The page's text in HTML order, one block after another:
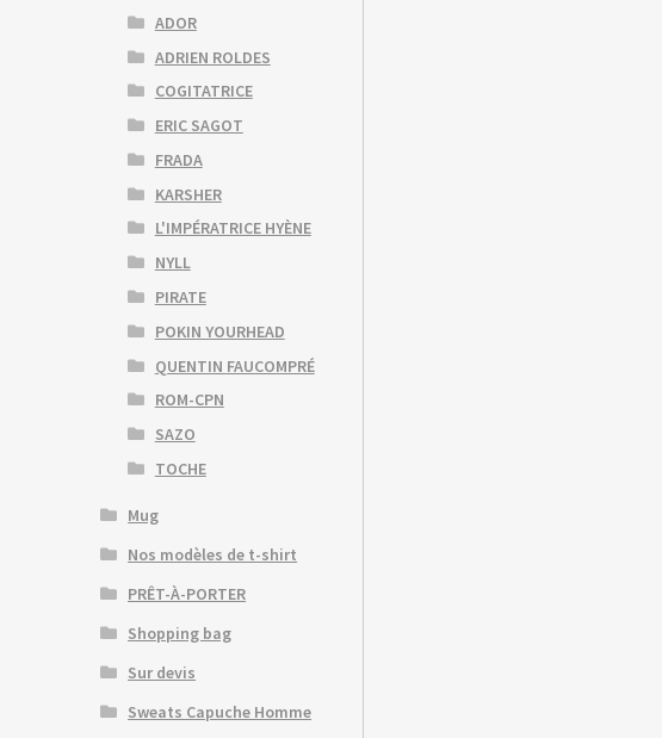
ADOR
ADRIEN ROLDES
COGITATRICE
ERIC SAGOT
FRADA
KARSHER
L'IMPÉRATRICE HYÈNE
NYLL
PIRATE
POKIN YOURHEAD
QUENTIN FAUCOMPRÉ
ROM-CPN
SAZO
TOCHE
Mug
Nos modèles de t-shirt
PRÊT-À-PORTER
Shopping bag
Sur devis
Sweats Capuche Homme